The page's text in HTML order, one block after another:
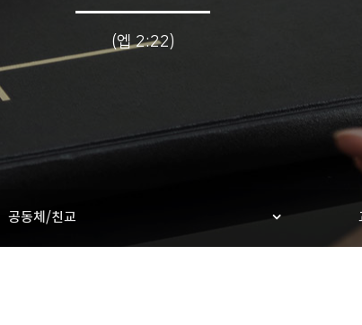
(엡 2:22)
공동체/친교